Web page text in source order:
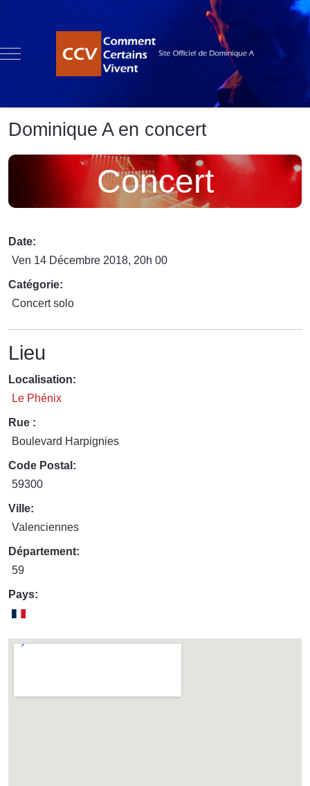
Mobile Menu Toggle
Dominique A en concert
Concert
Date:
Ven 14 Décembre 2018, 20h 00
Catégorie:
Concert solo
Lieu
Localisation:
Le Phénix
Rue :
Boulevard Harpignies
Code Postal:
59300
Ville:
Valenciennes
Département:
59
Pays: